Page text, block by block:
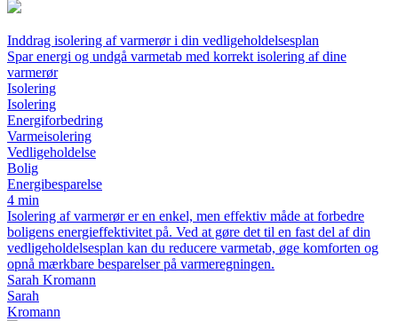
Inddrag isolering af varmerør i din vedligeholdelsesplan
Spar energi og undgå varmetab med korrekt isolering af dine
varmerør
Isolering
Isolering
Energiforbedring
Varmeisolering
Vedligeholdelse
Bolig
Energibesparelse
4 min
Isolering af varmerør er en enkel, men effektiv måde at forbedre
boligens energieffektivitet på. Ved at gøre det til en fast del af din
vedligeholdelsesplan kan du reducere varmetab, øge komforten og
opnå mærkbare besparelser på varmeregningen.
Sarah Kromann
Sarah
Kromann